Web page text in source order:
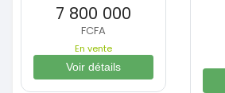
7 800 000
FCFA
En vente
Voir détails